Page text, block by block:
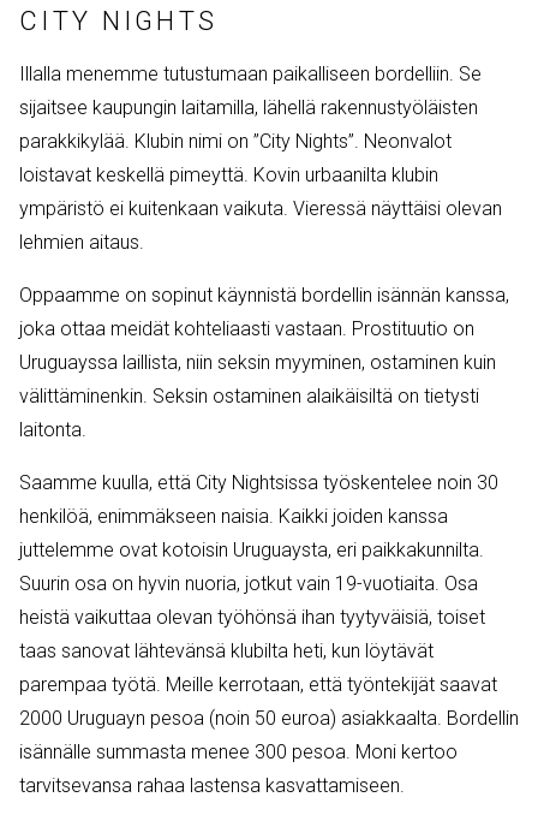
CITY NIGHTS
Illalla menemme tutustumaan paikalliseen bordelliin. Se
sijaitsee kaupungin laitamilla, lähellä rakennustyöläisten
parakkikylää. Klubin nimi on ”City Nights”. Neonvalot
loistavat keskellä pimeyttä. Kovin urbaanilta klubin
ympäristö ei kuitenkaan vaikuta. Vieressä näyttäisi olevan
lehmien aitaus.
Oppaamme on sopinut käynnistä bordellin isännän kanssa,
joka ottaa meidät kohteliaasti vastaan. Prostituutio on
Uruguayssa laillista, niin seksin myyminen, ostaminen kuin
välittäminenkin. Seksin ostaminen alaikäisiltä on tietysti
laitonta.
Saamme kuulla, että City Nightsissa työskentelee noin 30
henkilöä, enimmäkseen naisia. Kaikki joiden kanssa
juttelemme ovat kotoisin Uruguaysta, eri paikkakunnilta.
Suurin osa on hyvin nuoria, jotkut vain 19-vuotiaita. Osa
heistä vaikuttaa olevan työhönsä ihan tyytyväisiä, toiset
taas sanovat lähtevänsä klubilta heti, kun löytävät
parempaa työtä. Meille kerrotaan, että työntekijät saavat
2000 Uruguayn pesoa (noin 50 euroa) asiakkaalta. Bordellin
isännälle summasta menee 300 pesoa. Moni kertoo
tarvitsevansa rahaa lastensa kasvattamiseen.